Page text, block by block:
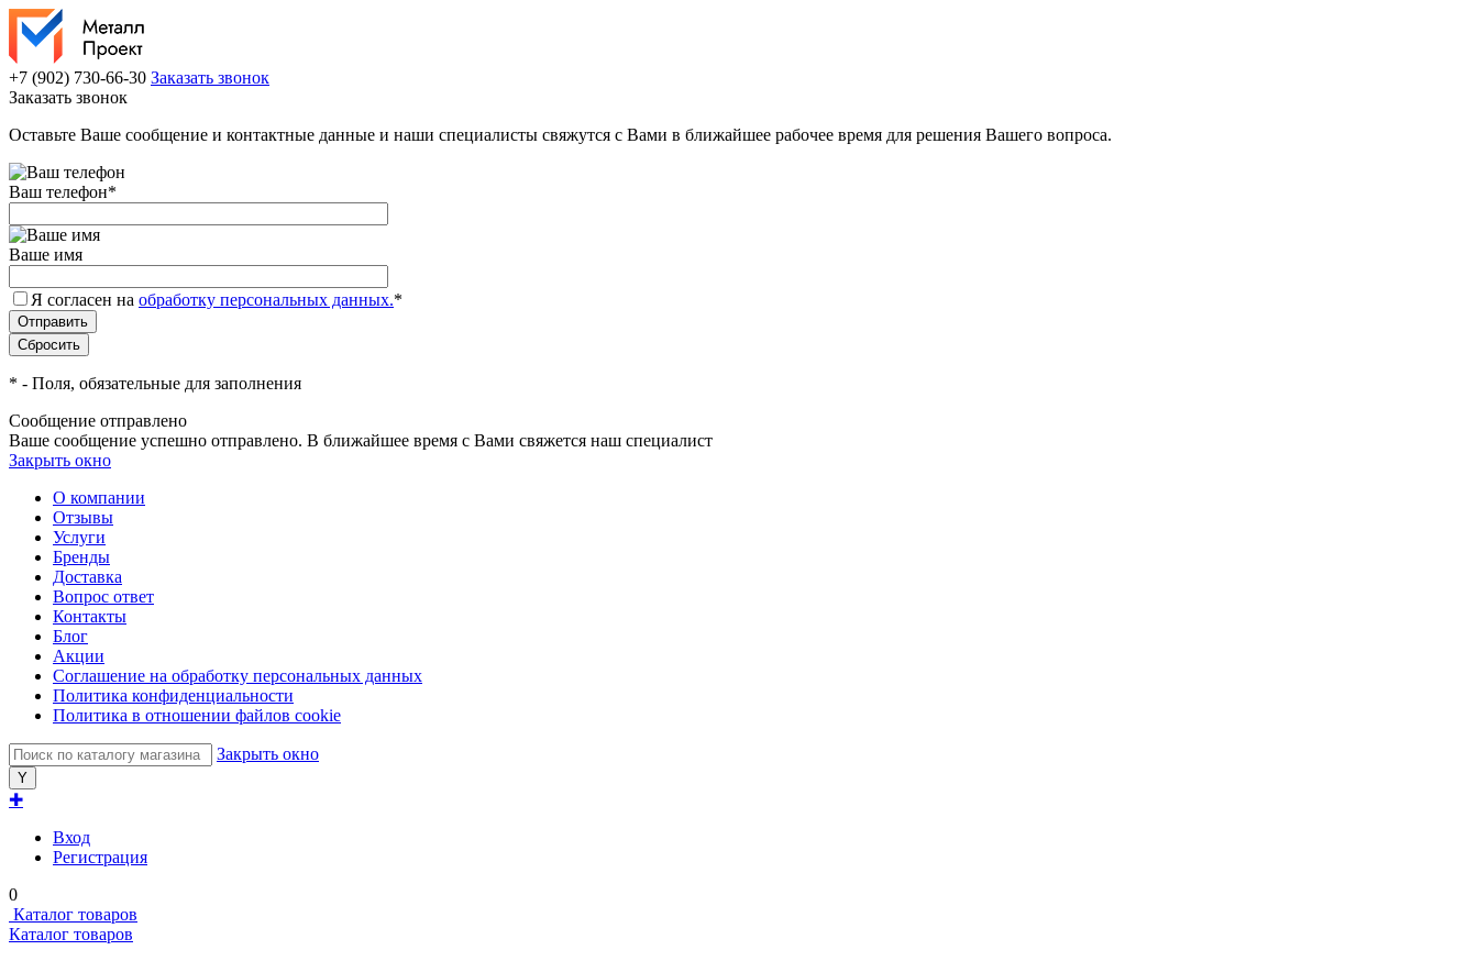
+7 (902) 730-66-30 Заказать звонок
Заказать звонок
Оставьте Ваше сообщение и контактные данные и наши специалисты свяжутся с Вами в ближайшее рабочее время для решения Вашего вопроса.
Ваш телефон*
Ваше имя
Я согласен на обработку персональных данных.*
* - Поля, обязательные для заполнения
Сообщение отправлено
Ваше сообщение успешно отправлено. В ближайшее время с Вами свяжется наш специалист
Закрыть окно
О компании
Отзывы
Услуги
Бренды
Доставка
Вопрос ответ
Контакты
Блог
Акции
Соглашение на обработку персональных данных
Политика конфиденциальности
Политика в отношении файлов cookie
Закрыть окно
✚
Вход
Регистрация
0
Каталог товаров
Каталог товаров